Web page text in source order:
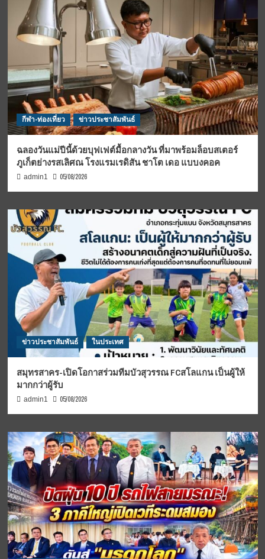
กีฬา-ท่องเที่ยว ข่าวประชาสัมพันธ์
ฉลองวันแม่ปีนี้ด้วยบุฟเฟต์มื้อกลางวัน ที่มาพร้อมล็อบสเตอร์
ภูเก็ตย่างรสเลิศณ โรงแรมเรดิสัน ชาโต เดอ แบบงคอค
admin1 05/08/2026
ข่าวประชาสัมพันธ์ ในประเทศ
สมุทรสาคร-เปิดโอกาสร่วมทีมบัวสุวรรณ FCสโลแกน เป็นผู้ให้
มากกว่าผู้รับ
admin1 05/08/2026